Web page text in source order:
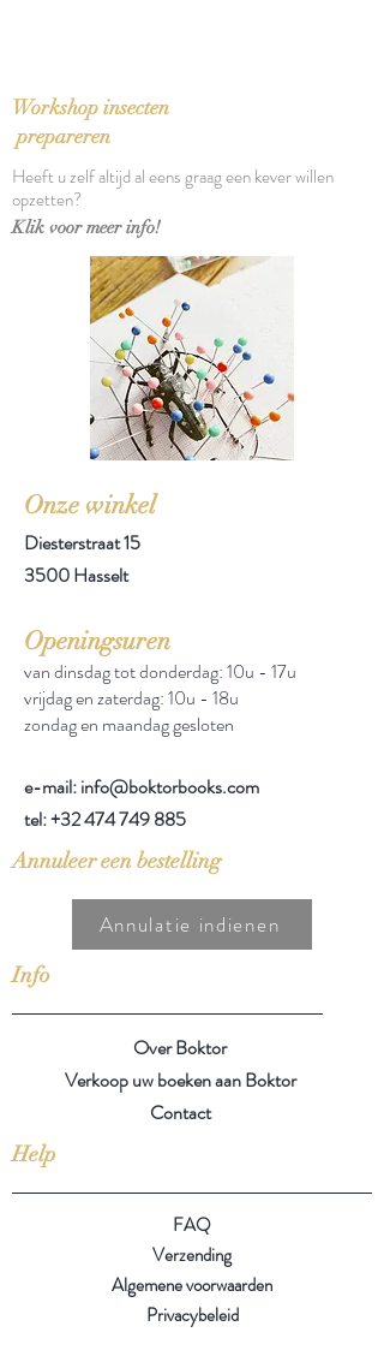
Aantal pagina's: 328
Workshop insecten
prepareren
Heeft u zelf altijd al eens graag een kever willen
opzetten?
Klik voor meer info!
Onze winkel
Diesterstraat 15
3500 Hasselt
Openingsuren
van dinsdag tot donderdag: 10u - 17u
vrijdag en zaterdag: 10u - 18u
zondag en maandag gesloten
e-mail: info@boktorbooks.com
tel:+32 474 749 885
Annuleer een bestelling
Annulatie indienen
Info
Over Boktor
Verkoop uw boeken aan Boktor
Contact
Help
FAQ
Verzending
Algemene voorwaarden
Privacybeleid